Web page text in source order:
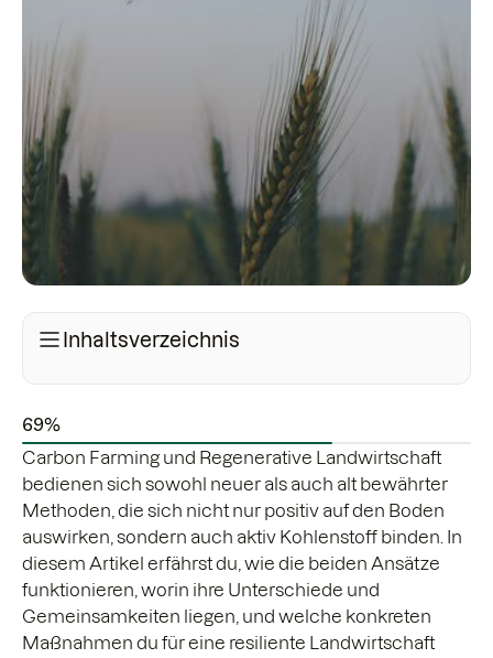
Inhaltsverzeichnis
69%
Carbon Farming und Regenerative Landwirtschaft
bedienen sich sowohl neuer als auch alt bewährter
Methoden, die sich nicht nur positiv auf den Boden
auswirken, sondern auch aktiv Kohlenstoff binden. In
diesem Artikel erfährst du, wie die beiden Ansätze
funktionieren, worin ihre Unterschiede und
Gemeinsamkeiten liegen, und welche konkreten
Maßnahmen du für eine resiliente Landwirtschaft